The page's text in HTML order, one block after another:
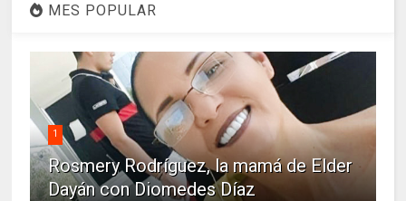
MES POPULAR
1
Rosmery Rodríguez, la mamá de Elder
Dayán con Diomedes Díaz